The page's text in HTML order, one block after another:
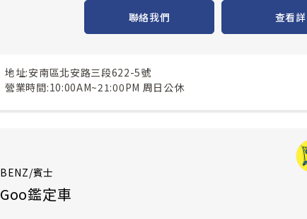
聯絡我們 查看
地址:安南區北安路三段622-5號
營業時間:10:00AM~21:00PM 周日公休
BENZ/賓士
Goo鑑定車